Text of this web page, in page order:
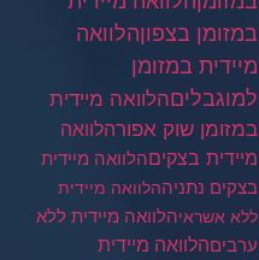
במזומן בצפוןהלוואה
מיידית במזומן
למוגבליםהלוואה מיידית
במזומן שוק אפורהלוואה
מיידית בצקיםהלוואה מיידית
בצקים נתניההלוואה מיידית
ללא אשראיהלוואה מיידית ללא
ערביםהלוואה מיידית